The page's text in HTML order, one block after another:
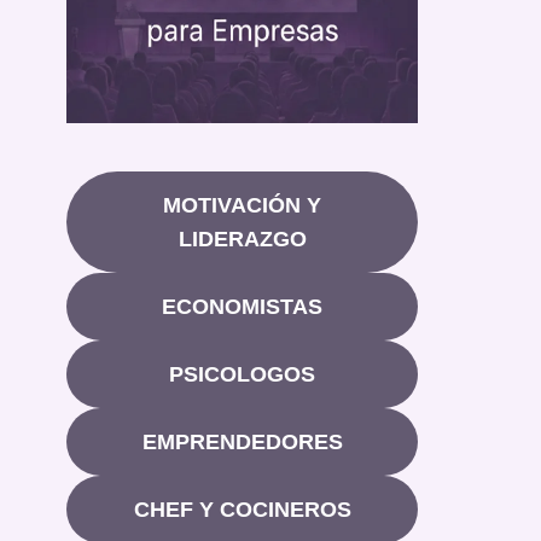
MOTIVACIÓN Y
LIDERAZGO
ECONOMISTAS
PSICOLOGOS
EMPRENDEDORES
CHEF Y COCINEROS